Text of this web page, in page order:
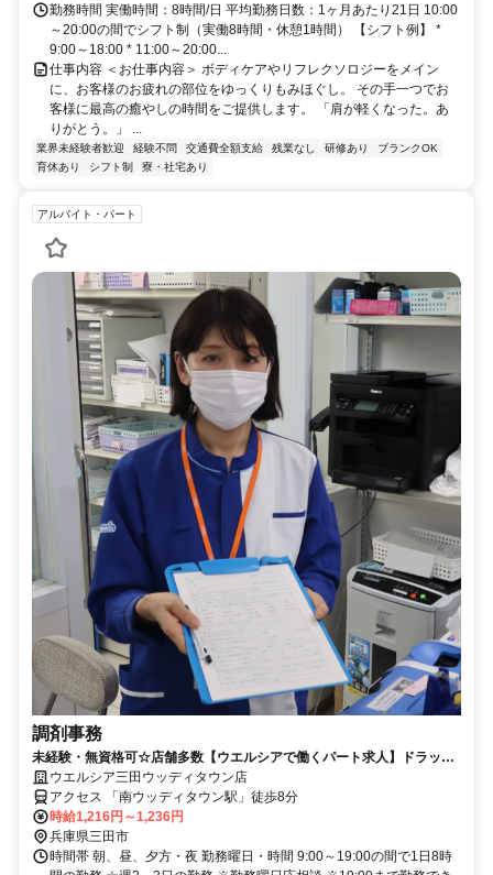
央駅
勤務時間 実働時間：8時間/日 平均勤務日数：1ヶ月あたり21日 10:00
～20:00の間でシフト制（実働8時間・休憩1時間） 【シフト例】 *
9:00～18:00 * 11:00～20:00...
仕事内容 ＜お仕事内容＞ ボディケアやリフレクソロジーをメイン
に、お客様のお疲れの部位をゆっくりもみほぐし。 その手一つでお
客様に最高の癒やしの時間をご提供します。 「肩が軽くなった。あ
りがとう。」 ...
業界未経験者歓迎 経験不問 交通費全額支給 残業なし 研修あり
ブランクOK
育休あり
シフト制 寮・社宅あり
アルバイト・パート
調剤事務
未経験・無資格可☆店舗多数【ウエルシアで働くパート求人】ドラッグ
ストアの調剤事務
ウエルシア三田ウッディタウン店
アクセス 「南ウッディタウン駅」徒歩8分
時給1,216円～1,236円
兵庫県三田市
時間帯 朝、昼、夕方・夜 勤務曜日・時間 9:00～19:00の間で1日8時